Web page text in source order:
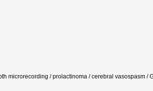
microrecording / prolactinoma / cerebral vasospasm /